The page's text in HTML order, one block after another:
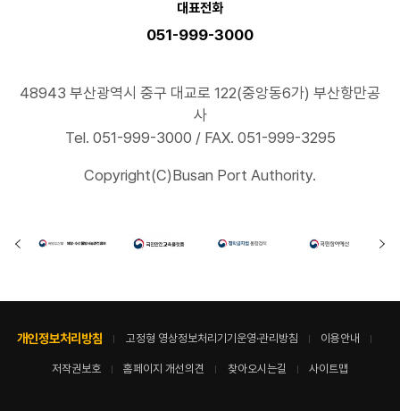
대표전화
051-999-3000
48943 부산광역시 중구 대교로 122(중앙동6가) 부산항만공
사
Tel. 051-999-3000 / FAX. 051-999-3295
Copyright(C)Busan Port Authority.
개인정보처리방침 고정형 영상정보처리기기운영·관리방침 이용안내
저작권보호 홈페이지 개선의견 찾아오시는길 사이트맵